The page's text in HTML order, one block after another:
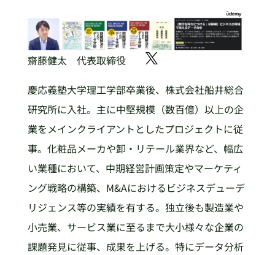
齋藤健太 代表取締役
慶応義塾大学理工学部卒業後、株式会社船井総合
研究所に入社。主に中堅規模（数百億）以上の企
業をメインクライアントとしたプロジェクトに従
事。化粧品メーカや卸・リテール業界など、幅広
い業種において、中期経営計画策定やマーケティ
ング戦略の構築、M&Aにおけるビジネスデューデ
リジェンス等の実績を有する。独立後も製造業や
小売業、サービス業に至るまで大小様々な企業の
課題発見に従事、成果を上げる。特にデータ分析